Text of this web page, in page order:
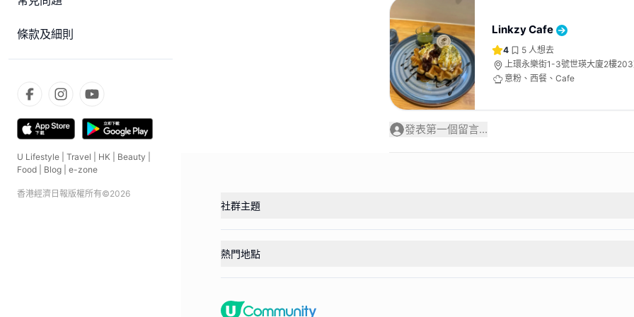
條款及細則
U Lifestyle Travel HK Beauty
Food
Blog e-zone
香港經濟日報版權所有©2026
Linkzy Cafe
4 5 人想去
上環永樂街1-3號世瑛大廈2樓
意粉、西餐、Cafe
發表第一個留言...
社群主題
熱門地點